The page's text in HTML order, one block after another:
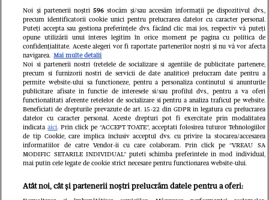
Urmărește-ne peGoogle News
Libertatea.ro
Noi și partenerii noștri 596stocăm și/sau accesăm informații pe dispozitivul dvs.,
precum identificatorii cookie unici pentru prelucrarea datelor cu caracter personal.
Puteți accepta sau gestiona preferințele dvs. făcând clic mai jos, respectiv vă puteți
opune utilizării unui interes legitim în orice moment pe pagina cu politica de
confidențialitate. Aceste alegeri vor fi raportate partenerilor noștri și nu vă vor afecta
navigarea. Mai multe detalii
Noi si partenerii nostri (retelele de socializare si agentiile de publicitate partenere,
precum si furnizorii nostri de servicii de date analitice) prelucram date pentru a
permite website-ului sa functioneze, pentru a personaliza continutul si anunturile
publicitare afisate in functie de interesele si/sau profilul dvs., pentru a va oferi
functionalitati aferente retelelor de socializare si pentru a analiza traficul pe website.
Beneficiati de drepturile prevazute de art. 15-22 din GDPR in legatura cu prelucrarea
datelor cu caracter personal. Aceste drepturi pot fi exercitate prin modalitatea
indicataaici. Prin click pe “ACCEPT TOATE”, acceptati folosirea tuturor Tehnologiilor
de tip Cookie, care implica inclusiv acceptul dvs. cu privire la stocarea/accesarea
informatiilor de catre Vendor-ii cu care colaboram. Prin click pe “VREAU SA
MODIFIC SETARILE INDIVIDUAL” puteti schimba preferintele in mod individual,
mai putin cele legate de cookie strict necesare pentru functionarea website-ului.
Atât noi, cât și partenerii noștri prelucrăm datele pentru a oferi: